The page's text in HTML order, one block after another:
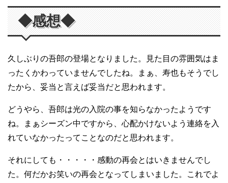
◆感想◆
久しぶりの吾郎の登場となりました。見た目の雰囲気はま
ったくかわっていませんでしたね。まぁ、寿也もそうでし
たから、妥当と言えば妥当だと思われます。
どうやら、吾郎は光の入院の事を知らなかったようです
ね。まぁシーズン中ですから、心配かけないよう連絡を入
れていなかったってことなのだと思われます。
それにしても・・・・・感動の再会とはいきませんでし
た。何だかお笑いの再会となってしまいました。これでよ